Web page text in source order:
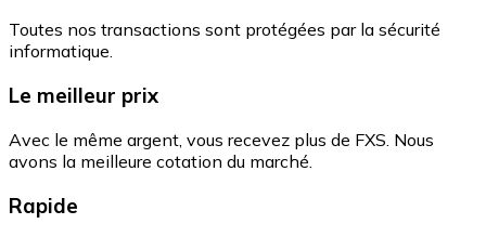
Toutes nos transactions sont protégées par la sécurité
informatique.
Le meilleur prix
Avec le même argent, vous recevez plus de FXS. Nous
avons la meilleure cotation du marché.
Rapide